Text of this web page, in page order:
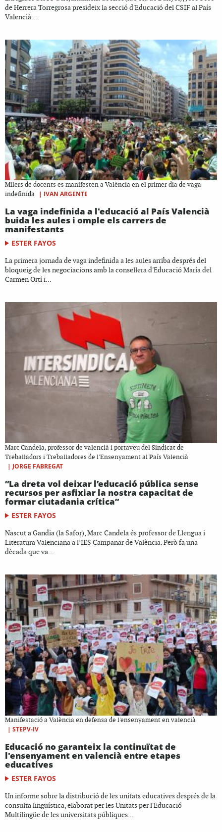
de Herrera Torregrosa presideix la secció d'Educació del CSIF al País
Valencià....
Milers de docents es manifesten a València en el primer dia de vaga
indefinida
| IVAN ARGENTE
La vaga indefinida a l'educació al País Valencià
buida les aules i omple els carrers de
manifestants
ESTER FAYOS
La primera jornada de vaga indefinida a les aules arriba després del
bloqueig de les negociacions amb la consellera d'Educació María del
Carmen Ortí i...
Marc Candela, professor de valencià i portaveu del Sindicat de
Treballadors i Treballadores de l'Ensenyament al País Valencià
| JORGE FABREGAT
“La dreta vol deixar l’educació pública sense
recursos per asfixiar la nostra capacitat de
formar ciutadania crítica”
ESTER FAYOS
Nascut a Gandia (la Safor), Marc Candela és professor de Llengua i
Literatura Valenciana a l’IES Campanar de València. Però fa una
dècada que va...
Manifestació a València en defensa de l'ensenyament en valencià
| STEPV-IV
Educació no garanteix la continuïtat de
l'ensenyament en valencià entre etapes
educatives
ESTER FAYOS
Un informe sobre la distribució de les unitats educatives després de la
consulta lingüística, elaborat per les Unitats per l'Educació
Multilingüe de les universitats públiques...